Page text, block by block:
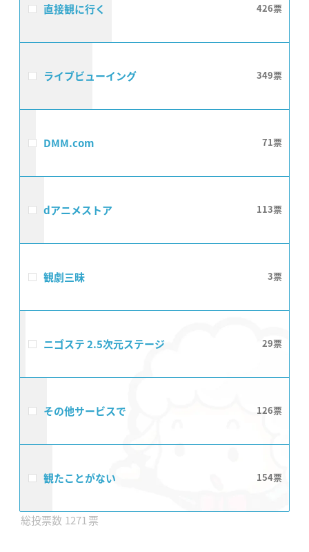
直接観に行く 426
ライブビューイング 349
DMM.com 71
dアニメストア 113
観劇三昧 3
ニゴステ 2.5次元ステージ 29
その他サービスで 126
観たことがない 154
1271